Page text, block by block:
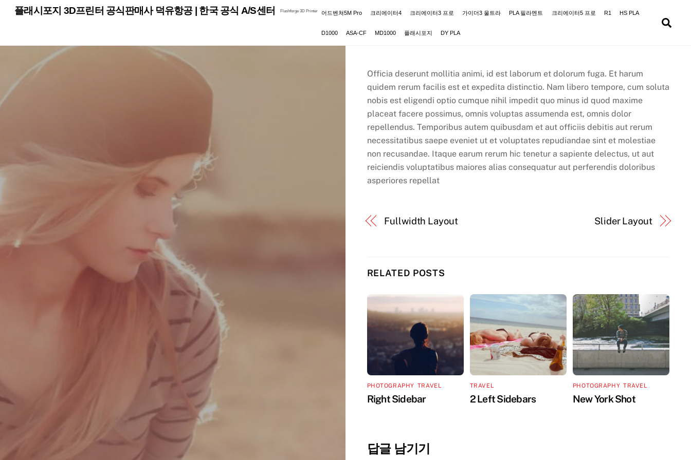
Skip플래시포지 3D프린터 공식판매사 덕유항공 | 한국 공식 A/S센터 Flashforge 3D Printer 어드벤쳐5M Pro 크리에이터4 크리에이터3 프로 가이더3 울트라 PLA 필라멘트 크리에이터5 프로 R1 HS PLA
D1000 ASA-CF MD1000 플래시포지 DY PLA
Officia deserunt mollitia animi, id est laborum et dolorum fuga. Et harum
quidem rerum facilis est et expedita distinctio. Nam libero tempore, cum soluta
nobis est eligendi optio cumque nihil impedit quo minus id quod maxime
placeat facere possimus, omnis voluptas assumenda est, omnis dolor
repellendus. Temporibus autem quibusdam et aut officiis debitis aut rerum
necessitatibus saepe eveniet ut et voluptates repudiandae sint et molestiae
non recusandae. Itaque earum rerum hic tenetur a sapiente delectus, ut aut
reiciendis voluptatibus maiores alias consequatur aut perferendis doloribus
asperiores repellat
Fullwidth Layout Slider Layout
RELATED POSTS
PHOTOGRAPHY, TRAVEL
Right Sidebar
TRAVEL
2 Left Sidebars
PHOTOGRAPHY,TRAVEL
New York Shot
답글 남기기